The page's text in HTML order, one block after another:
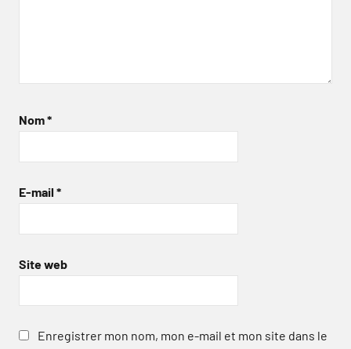
Nom*
E-mail *
Site web
Enregistrer mon nom, mon e-mail et mon site dans le